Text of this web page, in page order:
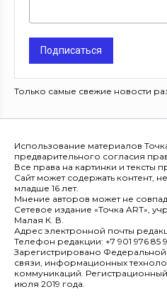
Подписаться
Только самые свежие новости
Использование материалов
предварительного согласия
Все права на картинки и тексты
Сайт может содержать контент,
младше 16 лет.
Мнение авторов может не
Сетевое издание «Точка ART»,
Малая К. В.
Адрес электронной почты
Телефон редакции: +7 901 976 85
Зарегистрировано
связи, информационных
коммуникаций.
июля 2019 года.